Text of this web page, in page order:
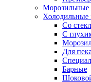
Морозильные
Со
С
Для
Барные